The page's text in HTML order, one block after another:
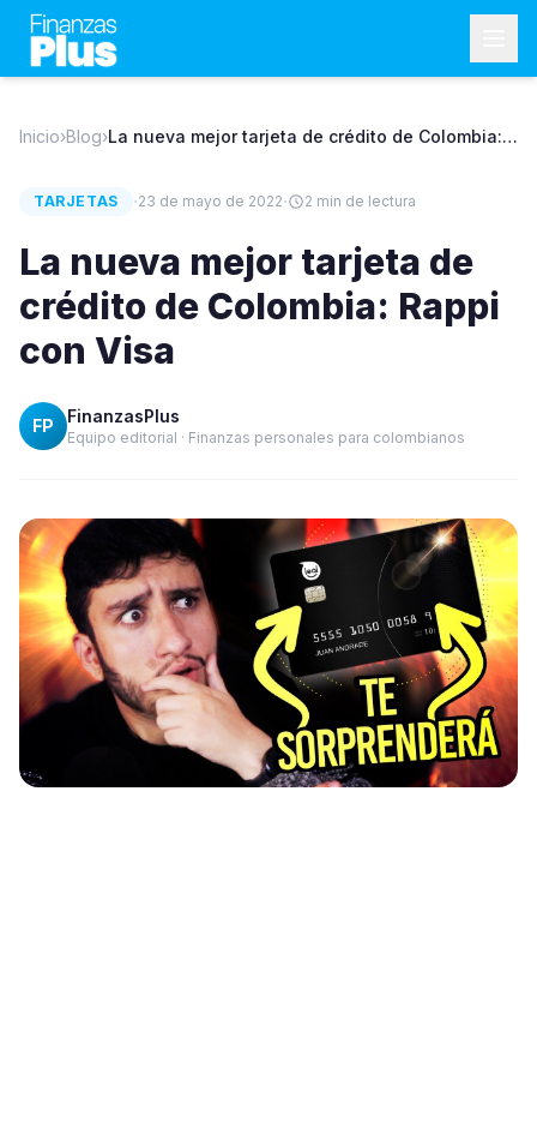
Inicio›Blog›La nueva mejor tarjeta de crédito de Colombia:
TARJETAS ·23 de mayo de 2022· 2 min de lectura
La nueva mejor tarjeta de
crédito de Colombia: Rappi
con Visa
FP FinanzasPlus
Equipo editorial · Finanzas personales para colombianos